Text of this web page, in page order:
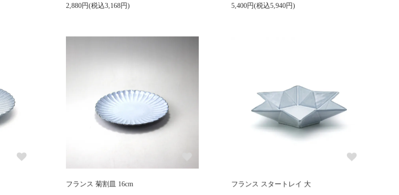
2,880円(税込3,168円) 5,400円(税込5,940円)
フランス 菊割皿 16cm フランス スタートレイ 大